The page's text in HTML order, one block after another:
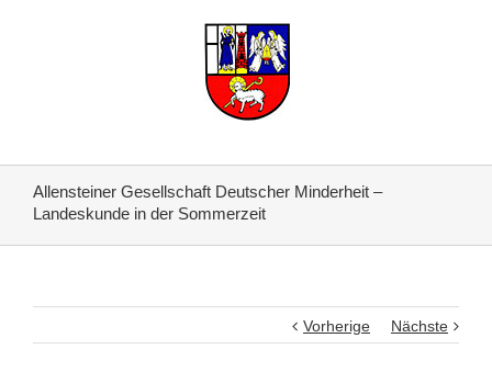
Allensteiner Gesellschaft Deutscher Minderheit –
Landeskunde in der Sommerzeit
Vorherige Nächste